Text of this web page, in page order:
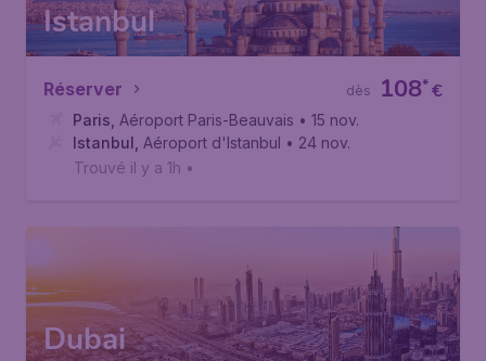
Istanbul
Réserver €
108*
dès
Paris Aéroport Paris-Beauvais • 15 nov.
Istanbul Aéroport d'Istanbul • 24 nov.
Trouvé il y a 1h •
Dubai